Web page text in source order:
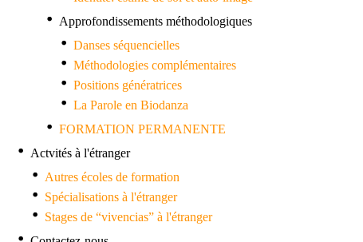
Approfondissements méthodologiques
Danses séquencielles
Méthodologies complémentaires
Positions génératrices
La Parole en Biodanza
FORMATION PERMANENTE
Actvités à l'étranger
Autres écoles de formation
Spécialisations à l'étranger
Stages de “vivencias” à l'étranger